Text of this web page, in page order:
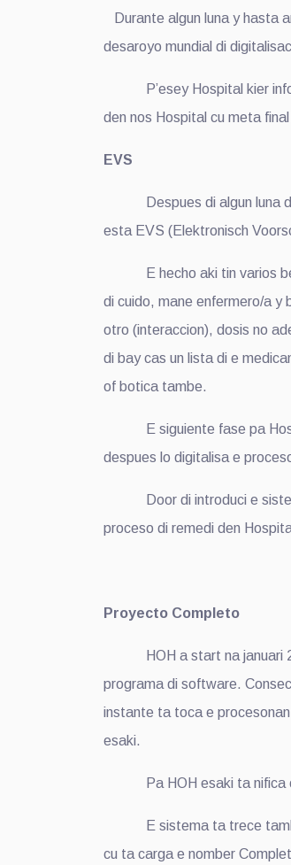
Durante algun luna y hasta
desaroyo mundial di
P’esey Hospital kier
den nos Hospital cu meta
EVS
Despues di algun luna di
esta EVS (Elektronisch
E hecho aki tin varios
di cuido, mane enfermero/a y
otro (interaccion), dosis no
di bay cas un lista di e
of botica tambe.
E siguiente fase pa
despues lo digitalisa e
Door di introduci e sistema
proceso di remedi den
Proyecto Completo
HOH a start na januari
programa di software.
instante ta toca e
esaki.
Pa HOH esaki ta nifica cu
E sistema ta trece tambe e
cu ta carga e nomber